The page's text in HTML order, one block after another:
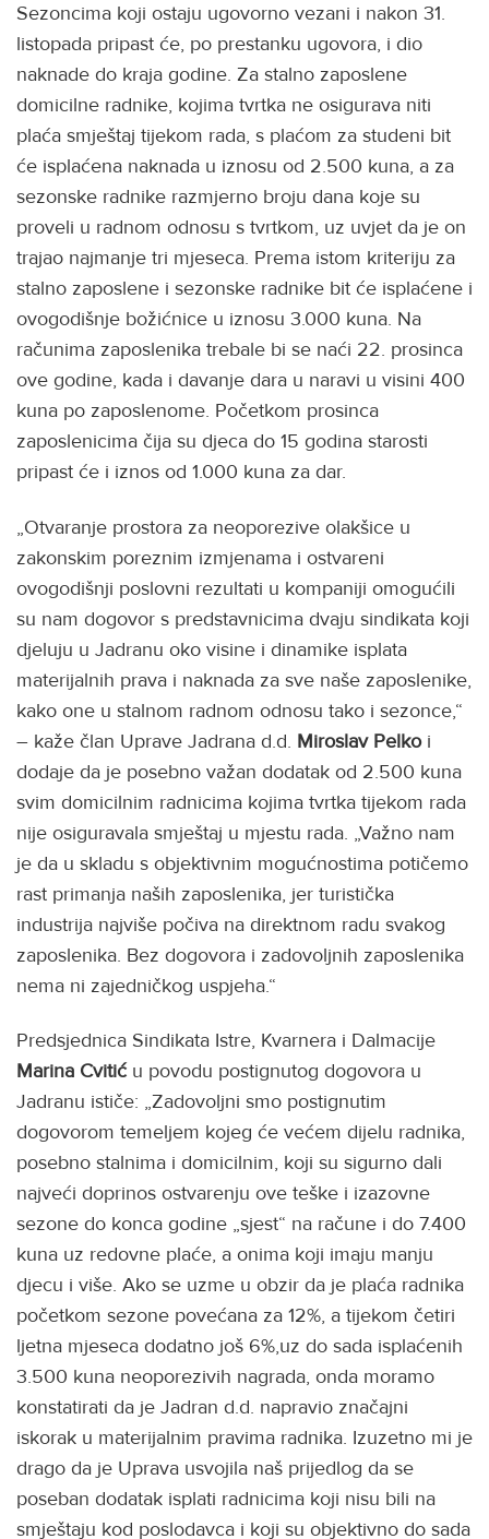
Sezoncima koji ostaju ugovorno vezani i nakon 31.
listopada pripast će, po prestanku ugovora, i dio
naknade do kraja godine. Za stalno zaposlene
domicilne radnike, kojima tvrtka ne osigurava niti
plaća smještaj tijekom rada, s plaćom za studeni bit
će isplaćena naknada u iznosu od 2.500 kuna, a za
sezonske radnike razmjerno broju dana koje su
proveli u radnom odnosu s tvrtkom, uz uvjet da je on
trajao najmanje tri mjeseca. Prema istom kriteriju za
stalno zaposlene i sezonske radnike bit će isplaćene i
ovogodišnje božićnice u iznosu 3.000 kuna. Na
računima zaposlenika trebale bi se naći 22. prosinca
ove godine, kada i davanje dara u naravi u visini 400
kuna po zaposlenome. Početkom prosinca
zaposlenicima čija su djeca do 15 godina starosti
pripast će i iznos od 1.000 kuna za dar.
„Otvaranje prostora za neoporezive olakšice u
zakonskim poreznim izmjenama i ostvareni
ovogodišnji poslovni rezultati u kompaniji omogućili
su nam dogovor s predstavnicima dvaju sindikata koji
djeluju u Jadranu oko visine i dinamike isplata
materijalnih prava i naknada za sve naše zaposlenike,
kako one u stalnom radnom odnosu tako i sezonce,“
– kaže član Uprave Jadrana d.d. Miroslav Pelkoi
dodaje da je posebno važan dodatak od 2.500 kuna
svim domicilnim radnicima kojima tvrtka tijekom rada
nije osiguravala smještaj u mjestu rada. „Važno nam
je da u skladu s objektivnim mogućnostima potičemo
rast primanja naših zaposlenika, jer turistička
industrija najviše počiva na direktnom radu svakog
zaposlenika. Bez dogovora i zadovoljnih zaposlenika
nema ni zajedničkog uspjeha.“
Predsjednica Sindikata Istre, Kvarnera i Dalmacije
Marina Cvitiću povodu postignutog dogovora u
Jadranu ističe: „Zadovoljni smo postignutim
dogovorom temeljem kojeg će većem dijelu radnika,
posebno stalnima i domicilnim, koji su sigurno dali
najveći doprinos ostvarenju ove teške i izazovne
sezone do konca godine „sjest“ na račune i do 7.400
kuna uz redovne plaće, a onima koji imaju manju
djecu i više. Ako se uzme u obzir da je plaća radnika
početkom sezone povećana za 12%, a tijekom četiri
ljetna mjeseca dodatno još 6%,uz do sada isplaćenih
3.500 kuna neoporezivih nagrada, onda moramo
konstatirati da je Jadran d.d. napravio značajni
iskorak u materijalnim pravima radnika. Izuzetno mi je
drago da je Uprava usvojila naš prijedlog da se
poseban dodatak isplati radnicima koji nisu bili na
smještaju kod poslodavca i koji su objektivno do sada